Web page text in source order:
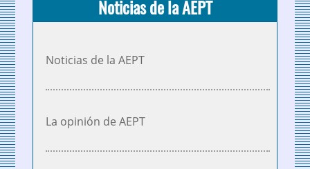
Noticias de la AEPT
Noticias de la AEPT
La opinión de AEPT